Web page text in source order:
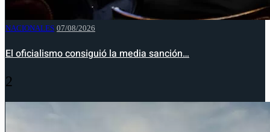
NACIONALES 07/08/2026
El oficialismo consiguió la media sanción…
2